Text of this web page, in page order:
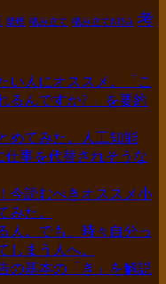
禁煙 積み立て 積み立てNISA 考
い人にオススメ。「こ
るんですか? 」を要約
めてみた。人工知能
事を代替されそうな
今読むべきオススメ小
みた。
人。でも、時々自分っ
しまう人へ。
の基本の「き」を解説